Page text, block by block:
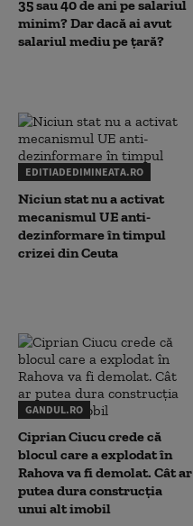
35 sau 40 de ani pe salariul
minim? Dar dacă ai avut
salariul mediu pe țară?
EDITIADEDIMINEATA.RO
Niciun stat nu a activat
mecanismul UE anti-
dezinformare în timpul
crizei din Ceuta
GANDUL.RO
Ciprian Ciucu crede că
blocul care a explodat în
Rahova va fi demolat. Cât ar
putea dura construcția
unui alt imobil